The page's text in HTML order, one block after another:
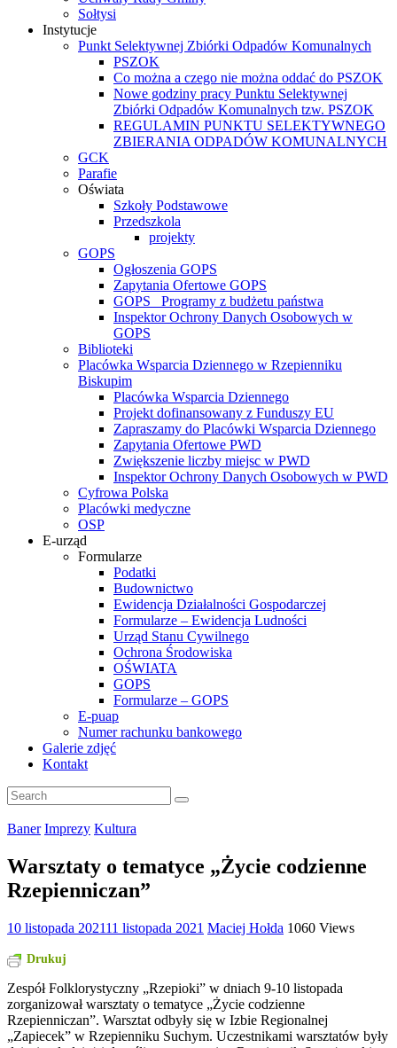
Sołtysi
Instytucje
Punkt Selektywnej Zbiórki Odpadów Komunalnych
PSZOK
Co można a czego nie można oddać do PSZOK
Nowe godziny pracy Punktu Selektywnej
Zbiórki Odpadów Komunalnych tzw. PSZOK
REGULAMIN PUNKTU SELEKTYWNEGO
ZBIERANIA ODPADÓW KOMUNALNYCH
GCK
Parafie
Oświata
Szkoły Podstawowe
Przedszkola
projekty
GOPS
Ogłoszenia GOPS
Zapytania Ofertowe GOPS
GOPS_ Programy z budżetu państwa
Inspektor Ochrony Danych Osobowych w
GOPS
Biblioteki
Placówka Wsparcia Dziennego w Rzepienniku
Biskupim
Placówka Wsparcia Dziennego
Projekt dofinansowany z Funduszy EU
Zapraszamy do Placówki Wsparcia Dziennego
Zapytania Ofertowe PWD
Zwiększenie liczby miejsc w PWD
Inspektor Ochrony Danych Osobowych w PWD
Cyfrowa Polska
Placówki medyczne
OSP
E-urząd
Formularze
Podatki
Budownictwo
Ewidencja Działalności Gospodarczej
Formularze – Ewidencja Ludności
Urząd Stanu Cywilnego
Ochrona Środowiska
OŚWIATA
GOPS
Formularze – GOPS
E-puap
Numer rachunku bankowego
Galerie zdjęć
Kontakt
Baner Imprezy Kultura
Warsztaty o tematyce „Życie codzienne
Rzepienniczan”
10 listopada 202111 listopada 2021 Maciej Hołda 1060 Views
Drukuj
Zespół Folklorystyczny „Rzepioki” w dniach 9-10 listopada
zorganizował warsztaty o tematyce „Życie codzienne
Rzepienniczan”. Warsztat odbyły się w Izbie Regionalnej
„Zapiecek” w Rzepienniku Suchym. Uczestnikami warsztatów były